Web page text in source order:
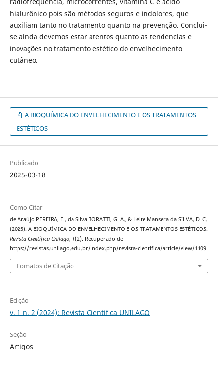
hialurônico pois são métodos seguros e indolores, que
auxiliam tanto no tratamento quanto na prevenção. Conclui-
se ainda devemos estar atentos quanto as tendencias e
inovações no tratamento estético do envelhecimento
cutâneo.
A BIOQUÍMICA DO ENVELHECIMENTO E OS TRATAMENTOS
ESTÉTICOS
Publicado
2025-03-18
Como Citar
de Araújo PEREIRA, E., da Silva TORATTI, G. A., & Leite Mansera da SILVA, D. C.
(2025). A BIOQUÍMICA DO ENVELHECIMENTO E OS TRATAMENTOS ESTÉTICOS.
Revista Científica Unilago, 1(2). Recuperado de
https://revistas.unilago.edu.br/index.php/revista-cientifica/article/view/1109
Fomatos de Citação
Edição
v. 1 n. 2 (2024): Revista Cientifica UNILAGO
Seção
Artigos